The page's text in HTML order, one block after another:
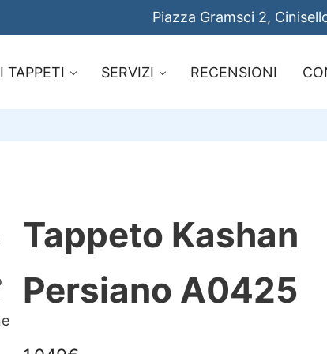
Piazza Gramsci 2,
I TAPPETI SERVIZI RECENSIONI
Tappeto Kashan
Persiano A0425